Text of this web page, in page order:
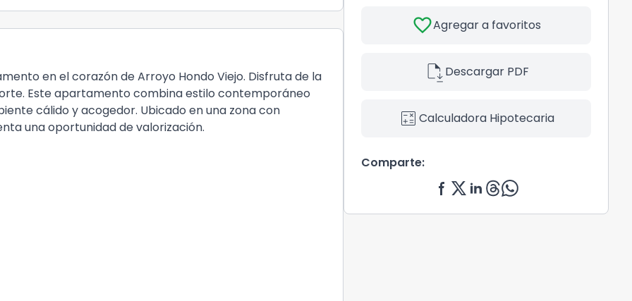
en el corazón de Arroyo Hondo Viejo. Disfruta de la
Este apartamento combina estilo contemporáneo
cálido y acogedor. Ubicado en una zona con
una oportunidad de valorización.
favoriteAgregar a favoritos
file_saveDescargar PDF
calculate Calculadora Hipotecaria
Comparte: